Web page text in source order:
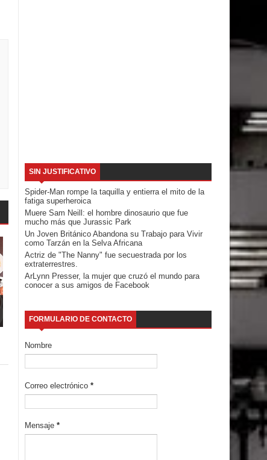
SIN JUSTIFICATIVO
Spider-Man rompe la taquilla y entierra el mito de la
fatiga superheroica
Muere Sam Neill: el hombre dinosaurio que fue
mucho más que Jurassic Park
Un Joven Británico Abandona su Trabajo para Vivir
como Tarzán en la Selva Africana
Actriz de "The Nanny" fue secuestrada por los
extraterrestres.
ArLynn Presser, la mujer que cruzó el mundo para
conocer a sus amigos de Facebook
FORMULARIO DE CONTACTO
Nombre
Correo electrónico *
Mensaje *